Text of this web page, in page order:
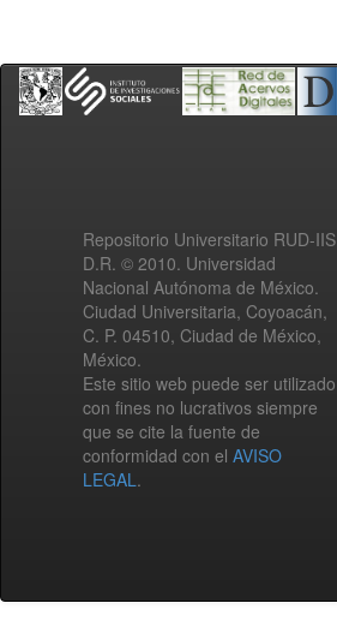
Repositorio Universitario RUD-IIS
D.R. © 2010. Universidad
Nacional Autónoma de México.
Ciudad Universitaria, Coyoacán,
C. P. 04510, Ciudad de México,
México.
Este sitio web puede ser utilizado
con fines no lucrativos siempre
que se cite la fuente de
conformidad con el AVISO
LEGAL.